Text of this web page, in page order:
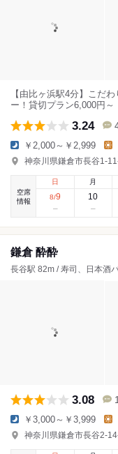
【由比ヶ浜駅4分】こだ
ー！貸切プラン6,000円～
3.24
￥2,000～￥2,999
神奈川県鎌倉市長谷1-
空席
情報
日
8/9
月
10
鎌倉 酔酔
長谷駅 82m / 寿司、日本酒
3.08
￥3,000～￥3,999
神奈川県鎌倉市長谷2-